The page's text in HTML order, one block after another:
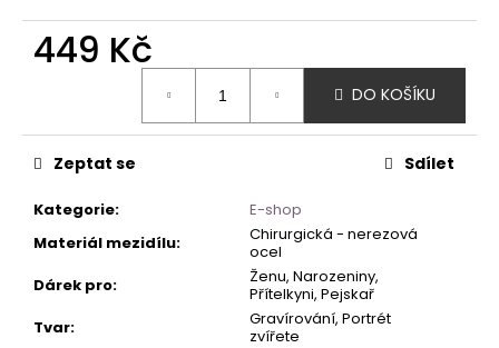
449 Kč
DO KOŠÍKU
Kategorie:
E-shop
Materiál mezidílu:
Chirurgická - nerezová
ocel
Dárek pro:
Ženu, Narozeniny,
Přítelkyni, Pejskař
Tvar:
Gravírování, Portrét
zvířete
Zeptat se Sdílet